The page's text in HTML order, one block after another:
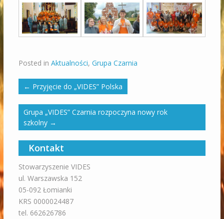
Posted in Aktualności, Grupa Czarnia
← Przyjęcie do „VIDES” Polska
Grupa „VIDES” Czarnia rozpoczyna nowy rok
szkolny →
Kontakt
Stowarzyszenie VIDES
ul. Warszawska 152
05-092 Łomianki
KRS 0000024487
tel. 662626786